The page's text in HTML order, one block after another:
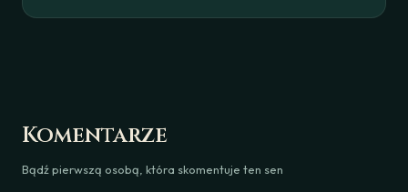
natomiast przymus lub niezadowolenie po zmianie
otoczenia albo trudnością w zaakceptowaniu
Komentarze
Bądź pierwszą osobą, która skomentuje ten sen